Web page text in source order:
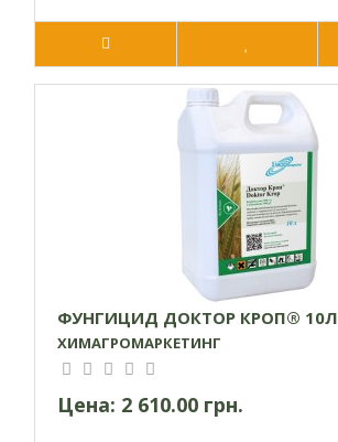
ФУНГИЦИД ДОКТОР КРОП® 10Л
ХИМАГРОМАРКЕТИНГ
Цена: 2 610.00 грн.